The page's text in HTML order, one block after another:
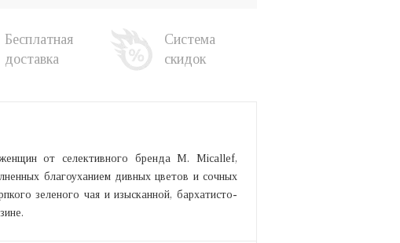
Бесплатная
доставка
Система
скидок
от селективного бренда M. Micallef,
благоуханием дивных цветов и сочных
зеленого чая и изысканной, бархатисто-